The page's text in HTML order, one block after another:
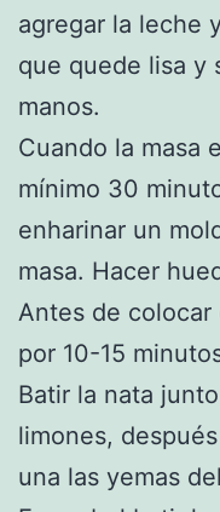
agregar la leche
que quede lisa y
manos.
Cuando la masa
mínimo 30
enharinar un
masa. Hacer
Antes de colocar
por 10-15
Batir la nata
limones,
una las yemas